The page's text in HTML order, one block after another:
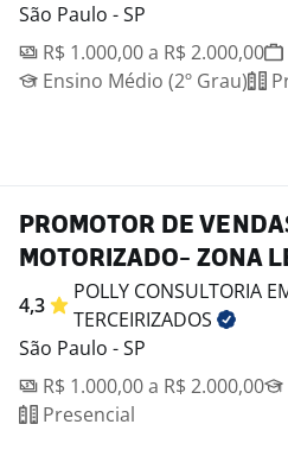
São Paulo - SP
R$ 1.000,00 a R$ 2.000,00
Ensino Médio (2º Grau)
PROMOTOR DE
MOTORIZADO- ZONA
4,3
POLLY CONSULTORIA
TERCEIRIZADOS
São Paulo - SP
R$ 1.000,00 a R$ 2.000,00
Presencial